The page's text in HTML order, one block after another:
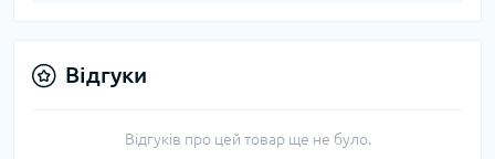
Відгуки
Відгуків про цей товар ще не було.